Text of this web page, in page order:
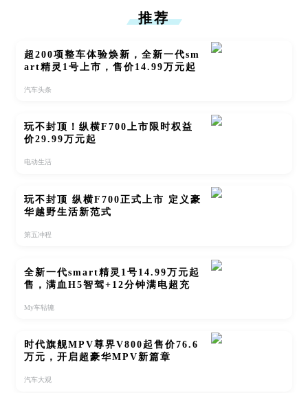
推荐
超200项整车体验焕新，全新一代sm
art精灵1号上市，售价14.99万元起
汽车头条
玩不封顶！纵横F700上市限时权益
价29.99万元起
电动生活
玩不封顶 纵横F700正式上市 定义豪
华越野生活新范式
第五冲程
全新一代smart精灵1号14.99万元起
售，满血H5智驾+12分钟满电超充
My车轱辘
时代旗舰MPV尊界V800起售价76.6
万元，开启超豪华MPV新篇章
汽车大观